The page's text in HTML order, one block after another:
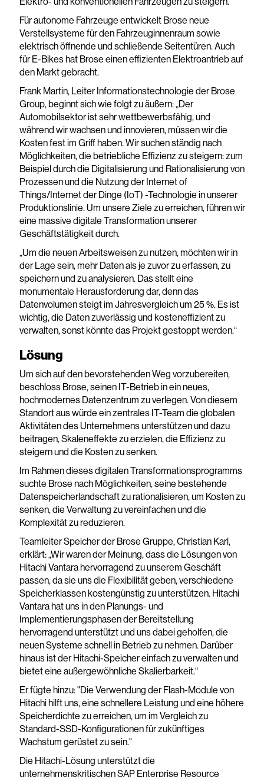
Für autonome Fahrzeuge entwickelt Brose neue
Verstellsysteme für den Fahrzeuginnenraum sowie
elektrisch öffnende und schließende Seitentüren. Auch
für E-Bikes hat Brose einen effizienten Elektroantrieb auf
den Markt gebracht.
Frank Martin, Leiter Informationstechnologie der Brose
Group, beginnt sich wie folgt zu äußern: „Der
Automobilsektor ist sehr wettbewerbsfähig, und
während wir wachsen und innovieren, müssen wir die
Kosten fest im Griff haben. Wir suchen ständig nach
Möglichkeiten, die betriebliche Effizienz zu steigern: zum
Beispiel durch die Digitalisierung und Rationalisierung von
Prozessen und die Nutzung der Internet of
Things/Internet der Dinge (IoT) -Technologie in unserer
Produktionslinie. Um unsere Ziele zu erreichen, führen wir
eine massive digitale Transformation unserer
Geschäftstätigkeit durch.
„Um die neuen Arbeitsweisen zu nutzen, möchten wir in
der Lage sein, mehr Daten als je zuvor zu erfassen, zu
speichern und zu analysieren. Das stellt eine
monumentale Herausforderung dar, denn das
Datenvolumen steigt im Jahresvergleich um 25 %. Es ist
wichtig, die Daten zuverlässig und kosteneffizient zu
verwalten, sonst könnte das Projekt gestoppt werden.“
Lösung
Um sich auf den bevorstehenden Weg vorzubereiten,
beschloss Brose, seinen IT-Betrieb in ein neues,
hochmodernes Datenzentrum zu verlegen. Von diesem
Standort aus würde ein zentrales IT-Team die globalen
Aktivitäten des Unternehmens unterstützen und dazu
beitragen, Skaleneffekte zu erzielen, die Effizienz zu
steigern und die Kosten zu senken.
Im Rahmen dieses digitalen Transformationsprogramms
suchte Brose nach Möglichkeiten, seine bestehende
Datenspeicherlandschaft zu rationalisieren, um Kosten zu
senken, die Verwaltung zu vereinfachen und die
Komplexität zu reduzieren.
Teamleiter Speicher der Brose Gruppe, Christian Karl,
erklärt: „Wir waren der Meinung, dass die Lösungen von
Hitachi Vantara hervorragend zu unserem Geschäft
passen, da sie uns die Flexibilität geben, verschiedene
Speicherklassen kostengünstig zu unterstützen. Hitachi
Vantara hat uns in den Planungs- und
Implementierungsphasen der Bereitstellung
hervorragend unterstützt und uns dabei geholfen, die
neuen Systeme schnell in Betrieb zu nehmen. Darüber
hinaus ist der Hitachi-Speicher einfach zu verwalten und
bietet eine außergewöhnliche Skalierbarkeit.“
Er fügte hinzu: "Die Verwendung der Flash-Module von
Hitachi hilft uns, eine schnellere Leistung und eine höhere
Speicherdichte zu erreichen, um im Vergleich zu
Standard-SSD-Konfigurationen für zukünftiges
Wachstum gerüstet zu sein."
Die Hitachi-Lösung unterstützt die
unternehmenskritischen SAP Enterprise Resource